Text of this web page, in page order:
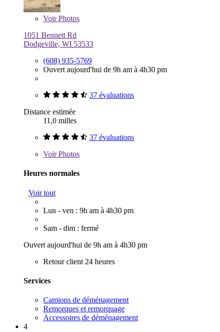
VoirPhotos
1051 Bennett Rd
Dodgeville, WI 53533
(608) 935-5769
Ouvert aujourd'hui de 9h am à 4h30 pm
37 évaluations
Distance estimée
11,0 milles
37 évaluations
VoirPhotos
Heures normales
Voir tout
Lun - ven : 9h am à 4h30 pm
Sam - dim : fermé
Ouvert aujourd'hui de 9h am à 4h30 pm
Retour client 24 heures
Services
Camions de déménagement
Remorques et remorquage
Accessoires de déménagement
4